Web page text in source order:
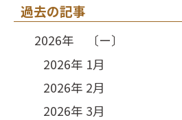
過去の記事
2026年 〔ー〕
2026年 1月
2026年 2月
2026年 3月